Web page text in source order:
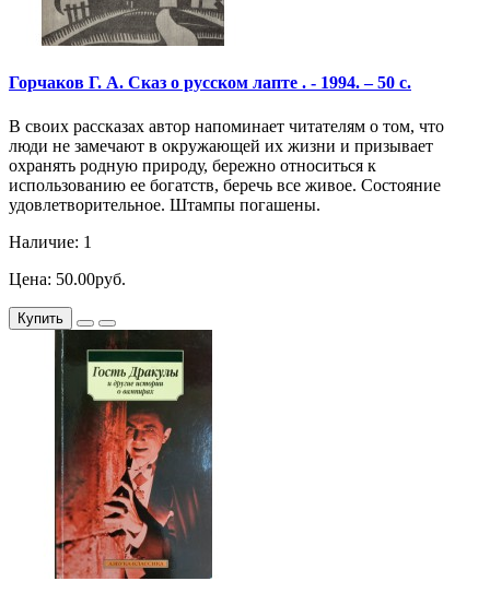
Горчаков Г. А. Сказ о русском лапте . - 1994. – 50 с.
В своих рассказах автор напоминает читателям о том, что
люди не замечают в окружающей их жизни и призывает
охранять родную природу, бережно относиться к
использованию ее богатств, беречь все живое. Состояние
удовлетворительное. Штампы погашены.
Наличие: 1
Цена: 50.00руб.
Купить